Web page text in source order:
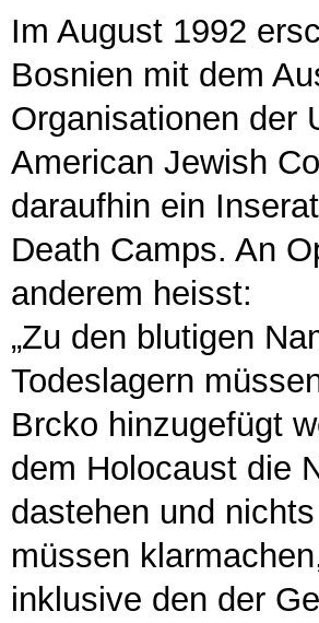
Im August 1992
Bosnien mit dem
Organisationen der
American Jewish
daraufhin ein
Death Camps. An
anderem heisst:
„Zu den blutigen
Todeslagern
Brcko hinzugefügt
dem Holocaust die
dastehen und
müssen
inklusive den der